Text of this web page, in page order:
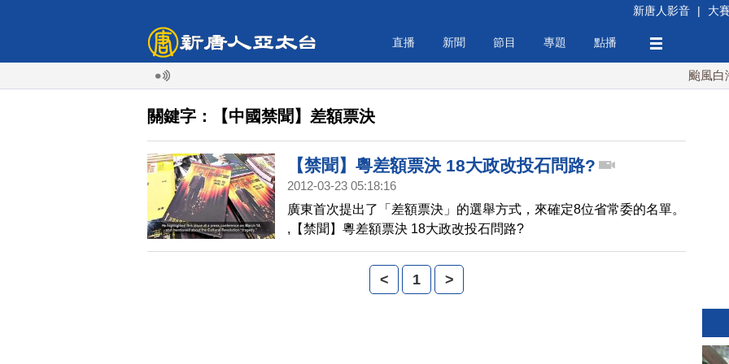
新唐人影音 | 大
直播 新聞 節目 專題 點播
颱風白海
關鍵字：【中國禁聞】差額票決
【禁聞】粵差額票決 18大政改投石問路?
2012-03-23 05:18:16
廣東首次提出了「差額票決」的選舉方式，來確定8位省常委的名單。
,【禁聞】粵差額票決 18大政改投石問路?
< 1 >